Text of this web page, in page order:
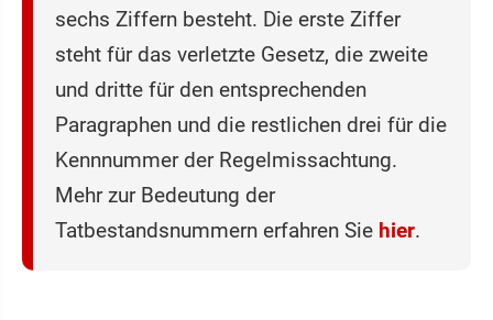
sechs Ziffern besteht. Die erste Ziffer
steht für das verletzte Gesetz, die zweite
und dritte für den entsprechenden
Paragraphen und die restlichen drei für die
Kennnummer der Regelmissachtung.
Mehr zur Bedeutung der
Tatbestandsnummern erfahren Sie hier.